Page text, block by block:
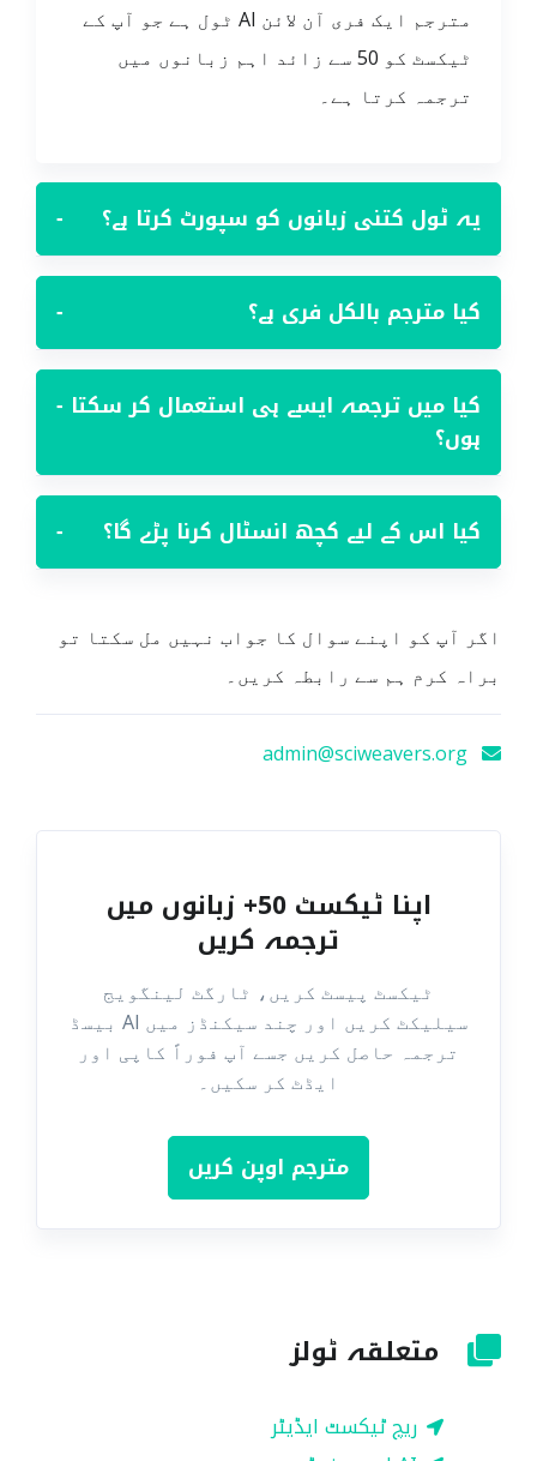
مترجم ایک فری آن لائن AI ٹول ہے جو آپ کے
ٹیکسٹ کو 50 سے زائد اہم زبانوں میں
ترجمہ کرتا ہے۔
یہ ٹول کتنی زبانوں کو سپورٹ کرتا ہے؟ −
کیا مترجم بالکل فری ہے؟ −
کیا میں ترجمہ ایسے ہی استعمال کر سکتا
ہوں؟
−
کیا اس کے لیے کچھ انسٹال کرنا پڑے گا؟ −
اگر آپ کو اپنے سوال کا جواب نہیں مل سکتا تو
براہ کرم ہم سے رابطہ کریں۔
اپنا ٹیکسٹ 50+ زبانوں میں
ترجمہ کریں
ٹیکسٹ پیسٹ کریں، ٹارگٹ لینگویج
سیلیکٹ کریں اور چند سیکنڈز میں AI بیسڈ
ترجمہ حاصل کریں جسے آپ فوراً کاپی اور
ایڈٹ کر سکیں۔
مترجم اوپن کریں
متعلقہ ٹولز
ریچ ٹیکسٹ ایڈیٹر